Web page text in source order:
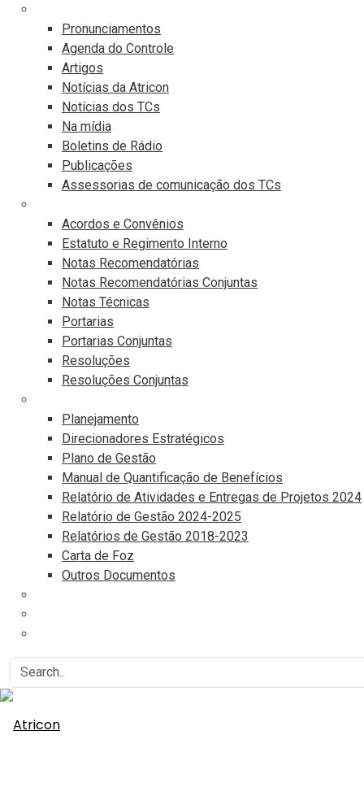
Pronunciamentos
Agenda do Controle
Artigos
Notícias da Atricon
Notícias dos TCs
Na mídia
Boletins de Rádio
Publicações
Assessorias de comunicação dos TCs
Acordos e Convênios
Estatuto e Regimento Interno
Notas Recomendatórias
Notas Recomendatórias Conjuntas
Notas Técnicas
Portarias
Portarias Conjuntas
Resoluções
Resoluções Conjuntas
Planejamento
Direcionadores Estratégicos
Plano de Gestão
Manual de Quantificação de Benefícios
Relatório de Atividades e Entregas de Projetos 2024
Relatório de Gestão 2024-2025
Relatórios de Gestão 2018-2023
Carta de Foz
Outros Documentos